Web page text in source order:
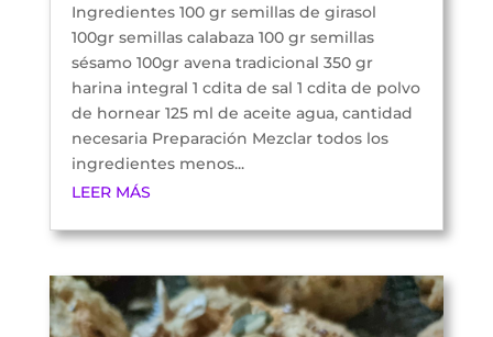
Ingredientes 100 gr semillas de girasol
100gr semillas calabaza 100 gr semillas
sésamo 100gr avena tradicional 350 gr
harina integral 1 cdita de sal 1 cdita de polvo
de hornear 125 ml de aceite agua, cantidad
necesaria Preparación Mezclar todos los
ingredientes menos...
LEER MÁS